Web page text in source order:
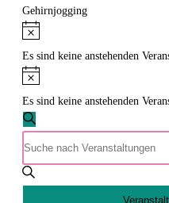
Gehirnjogging
Veranstaltungen
für
9.
August
2026
Hinweis
Es sind keine anstehenden
Hinweis
Es sind keine anstehenden
Veranstaltungen
Suche
und
Ansichten,
Suche
eingeben.